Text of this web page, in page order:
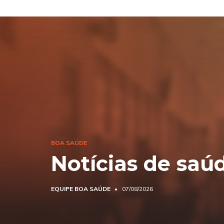
BOA SAÚDE
Notícias de
EQUIPE BOA SAÚDE 07/08/2026